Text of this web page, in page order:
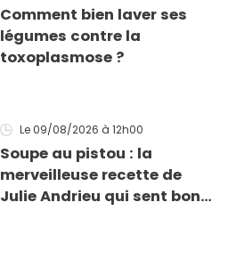
Comment bien laver ses
légumes contre la
toxoplasmose ?
Le 09/08/2026 à 12h00
Soupe au pistou : la
merveilleuse recette de
Julie Andrieu qui sent bon